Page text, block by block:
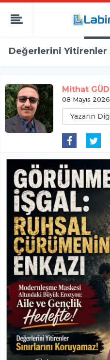
Değerlerini Yitirenler
Mithat
08 Mayıs